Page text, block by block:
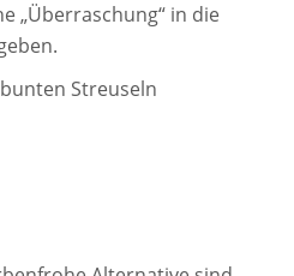
„Überraschung“ in die
Streuseln